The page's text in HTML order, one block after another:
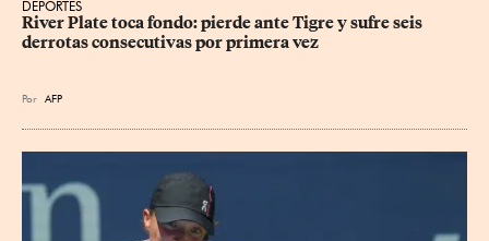
DEPORTES
River Plate toca fondo: pierde ante Tigre y sufre seis
derrotas consecutivas por primera vez
Por AFP